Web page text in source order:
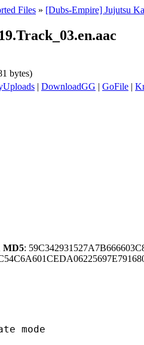
Files » [Dubs-Empire] Jujutsu
bytes)
| DownloadGG | GoFile |
MD5:
: Jujutsu
:
: Audio
:
rate mode :